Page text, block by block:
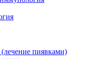
(лечение пиявками)